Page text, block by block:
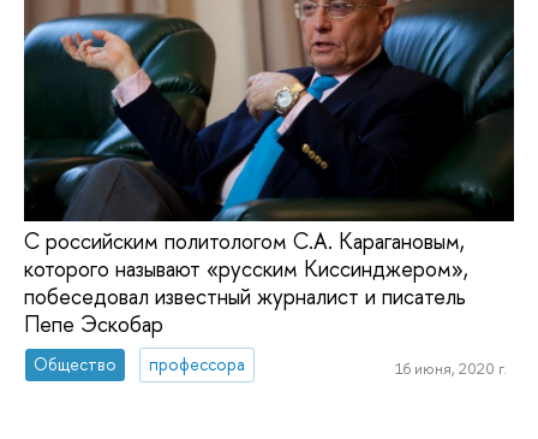
С российским политологом С.А. Карагановым,
которого называют «русским Киссинджером»,
побеседовал известный журналист и писатель
Пепе Эскобар
Общество профессора 16 июня, 2020 г.